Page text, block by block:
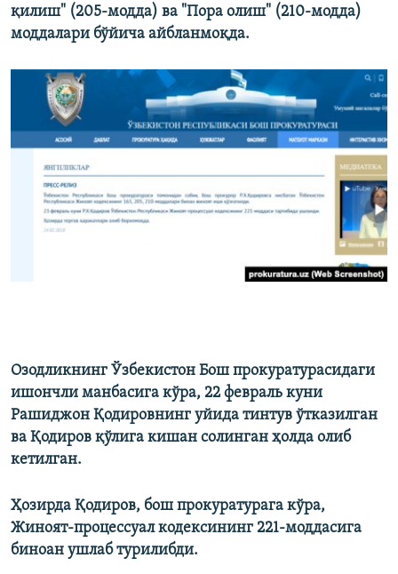
қилиш" (205-модда) ва "Пора олиш" (210-модда)
моддалари бўйича айбланмоқда.
​Озодликнинг Ўзбекистон Бош прокуратурасидаги
ишончли манбасига кўра, 22 февраль куни
Рашиджон Қодировнинг уйида тинтув ўтказилган
ва Қодиров қўлига кишан солинган ҳолда олиб
кетилган.​
Ҳозирда Қодиров, бош прокуратурага кўра,
Жиноят-процессуал кодексининг 221-моддасига
биноан ушлаб турилибди.